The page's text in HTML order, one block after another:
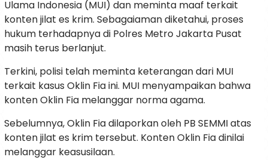
Ulama Indonesia (MUI) dan meminta maaf terkait
konten jilat es krim. Sebagaiaman diketahui, proses
hukum terhadapnya di Polres Metro Jakarta Pusat
masih terus berlanjut.
Terkini, polisi telah meminta keterangan dari MUI
terkait kasus Oklin Fia ini. MUI menyampaikan bahwa
konten Oklin Fia melanggar norma agama.
Sebelumnya, Oklin Fia dilaporkan oleh PB SEMMI atas
konten jilat es krim tersebut. Konten Oklin Fia dinilai
melanggar keasusilaan.